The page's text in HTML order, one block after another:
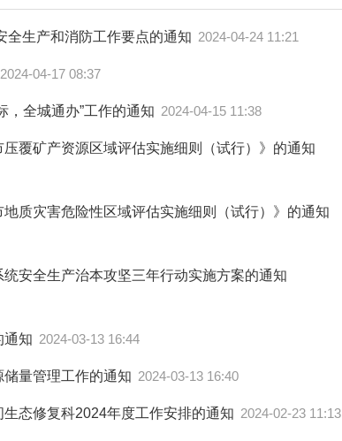
全生产和消防工作要点的通知 2024-04-24 11:21
2024-04-17 08:37
，全城通办”工作的通知 2024-04-15 11:38
覆矿产资源区域评估实施细则（试行）》的通知
质灾害危险性区域评估实施细则（试行）》的通知
安全生产治本攻坚三年行动实施方案的通知
通知 2024-03-13 16:44
量管理工作的通知 2024-03-13 16:40
态修复科2024年度工作安排的通知 2024-02-23 11:13